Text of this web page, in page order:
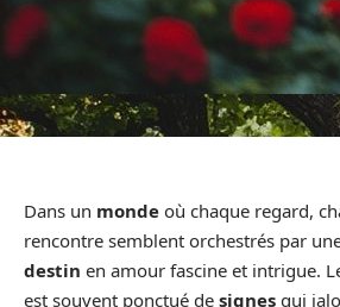
Dans un monde où chaque regard,
rencontre semblent orchestrés par
destin en amour fascine et intrigue.
est souvent ponctué de signes qui